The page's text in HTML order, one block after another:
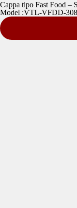
Cappa tipo Fast Food –
Model :VTL-VFDD-308